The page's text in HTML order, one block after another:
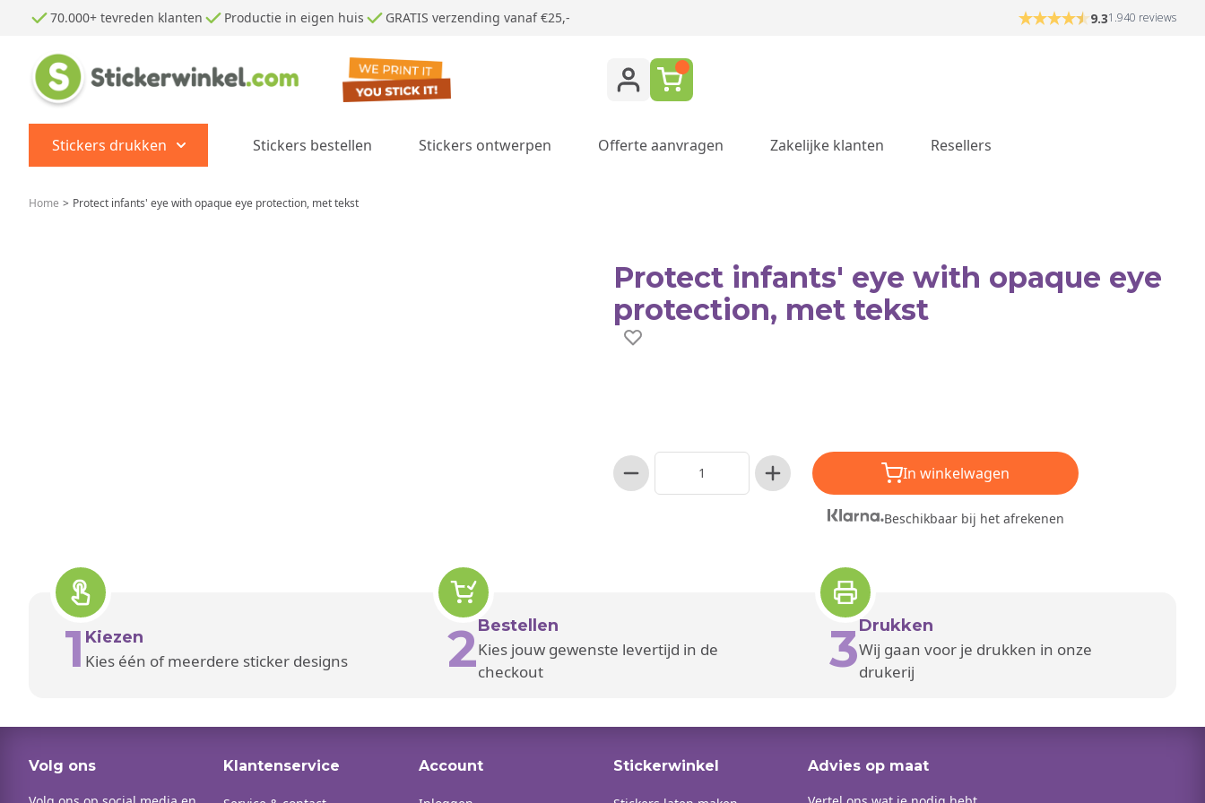
Ga naar de inhoud
70.000+ tevreden klanten Productie in eigen huis GRATIS verzending vanaf €25,- 9.31.940 reviews
Stickers drukken
Show submenu for Stickers drukken category
Stickers bestellen Stickers ontwerpen Offerte aanvragen Zakelijke klanten Resellers
Home > Protect infants' eye with opaque eye protection, met tekst
Protect infants' eye with opaque eye
protection, met tekst
In winkelwagen
Beschikbaar bij het afrekenen
1 Kiezen
Kies één of meerdere sticker designs 2Bestellen
Kies jouw gewenste levertijd in de
checkout
3Drukken
Wij gaan voor je drukken in onze
drukerij
Volg ons Klantenservice Account Stickerwinkel Advies op maat